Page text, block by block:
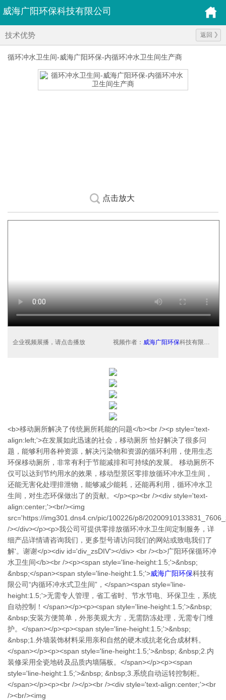
威海广阳环保科技有限公司
技术优势 返回
循环冲水卫生间-威海广阳环保-内循环冲水卫生间生产商
点击放大
企业视频展播，请点击播放 视频作者： 威海广阳环保科技有限公司
<b>移动厕所解决了传统厕所耗能的问题</b><br /><p style='text-
align:left;'>在发展如此迅速的社会，移动厕所 恰好解决了很多问
题，能够利用各种资源，解决污染物和资源的循环利用，使用生态
环保移动厕所，非常有利于节能减排和可持续的发展。 移动厕所不
仅可以达到节约用水的效果，移动型景区零排放循环冲水卫生间，
还能无害化处理排泄物，能够减少能耗，还能再利用，循环冲水卫
生间，对生态环保做出了的贡献。</p><p><br /><div style='text-
align:center;'><br/><img
src='https://img301.dns4.cn/pic/100226/p8/
/></div></p><p>我公司可提供零排放循环冲水卫生间定制服务，详
细产品详情请咨询我们，更多型号请访问我们的网站或致电我们了
解'。谢谢</p><div id='div_zsDIV'></div> <br /><b>广阳环保循环冲
水卫生间</b><br /><p><span style='line-height:1.5;'>&nbsp;
&nbsp;</span><span style='line-height:1.5;'>威海广阳环保科技有
限公司“内循环冲水式卫生间”，</span><span style='line-
height:1.5;'>无需专人管理，省工省时、节水节电、环保卫生，系统
自动控制！</span></p><p><span style='line-height:1.5;'>&nbsp;
&nbsp;安装方便简单，外形美观大方，无需防冻处理，无需专门维
护。</span></p><p><span style='line-height:1.5;'>&nbsp;
&nbsp;1.外墙装饰材料采用亲和自然的硬木或抗老化合成材料。
</span></p><p><span style='line-height:1.5;'>&nbsp; &nbsp;2.内
装修采用全瓷地砖及品质内墙隔板。</span></p><p><span
style='line-height:1.5;'>&nbsp; &nbsp;3.系统自动运转控制柜。
</span></p><p><br /></p><br /><div style='text-align:center;'><br
/><br/><img